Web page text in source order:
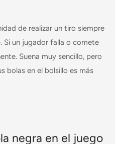
de realizar un tiro siempre
Si un jugador falla o comete
Suena muy sencillo, pero
bolas en el bolsillo es más
negra en el juego